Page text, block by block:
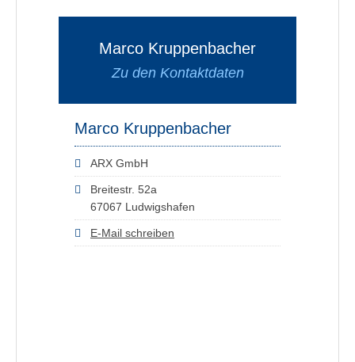
Marco Kruppenbacher
Zu den Kontaktdaten
Marco Kruppenbacher
ARX GmbH
Breitestr. 52a
67067 Ludwigshafen
E-Mail schreiben